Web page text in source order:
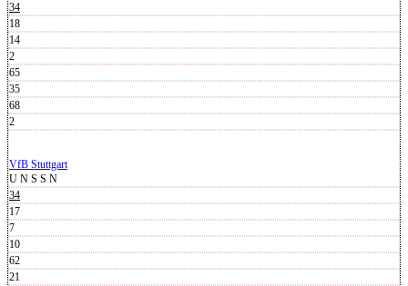
34
18
14
2
65
35
68
2
VfB Stuttgart
U N S S N
34
17
7
10
62
21